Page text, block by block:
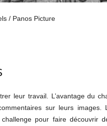
/ Panos Picture
leur travail. L’avantage du
sur leurs images.
pour faire découvrir